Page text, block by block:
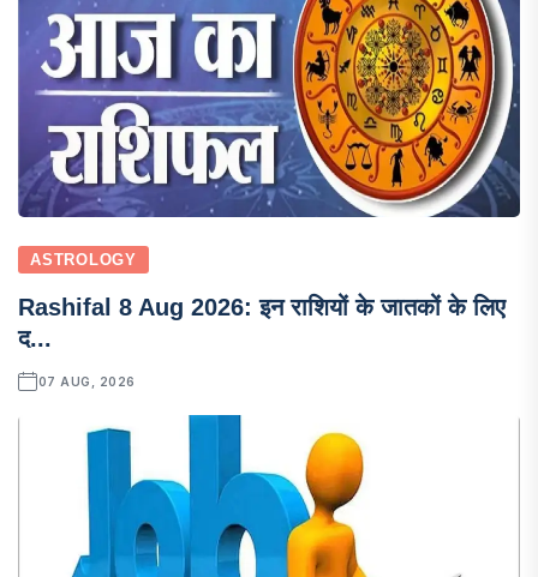
ASTROLOGY
Rashifal 8 Aug 2026: इन राशियों के जातकों के लिए
द...
07 AUG, 2026